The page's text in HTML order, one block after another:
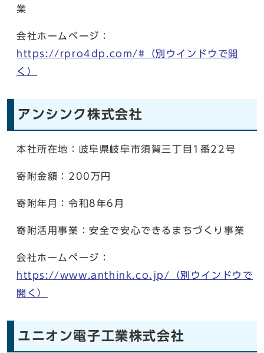
業
会社ホームページ：
https://rpro4dp.com/#
（別ウインドウで開
く）
アンシンク株式会社
本社所在地：岐阜県岐阜市須賀三丁目1番22号
寄附金額：200万円
寄附年月：令和8年6月
寄附活用事業：安全で安心できるまちづくり事業
会社ホームページ：
https://www.anthink.co.jp/
（別ウインドウで
開く）
ユニオン電子工業株式会社